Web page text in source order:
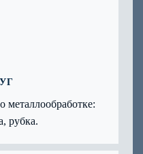
металлообработке:
рубка.